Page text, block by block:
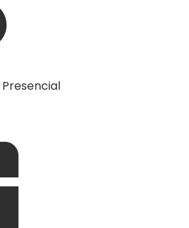
Presencial